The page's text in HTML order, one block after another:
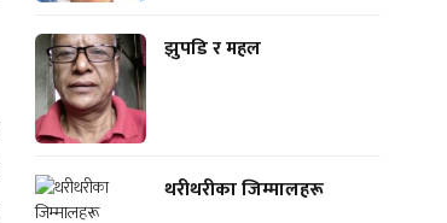
झुपडि र महल
थरीथरीका जिम्मालहरू